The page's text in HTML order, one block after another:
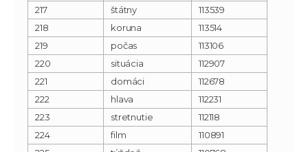
217
štátny
113539
218
koruna
113514
219
počas
113106
220
situácia
112907
221
domáci
112678
222
hlava
112231
223
stretnutie
112118
224
film
110891